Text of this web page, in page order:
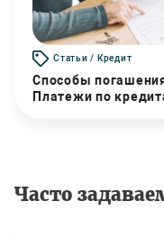
Статьи / Кредит
Способы
Платежи по
Часто